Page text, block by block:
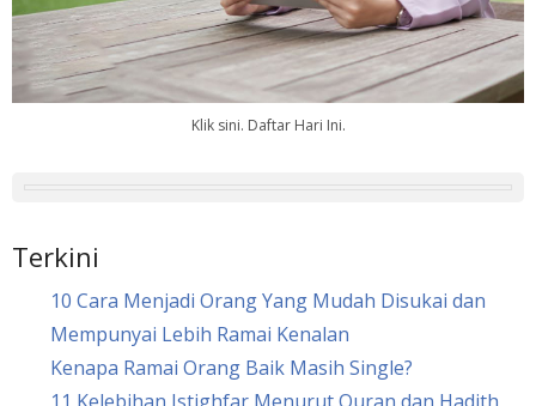
Klik sini. Daftar Hari Ini.
Terkini
10 Cara Menjadi Orang Yang Mudah Disukai dan
Mempunyai Lebih Ramai Kenalan
Kenapa Ramai Orang Baik Masih Single?